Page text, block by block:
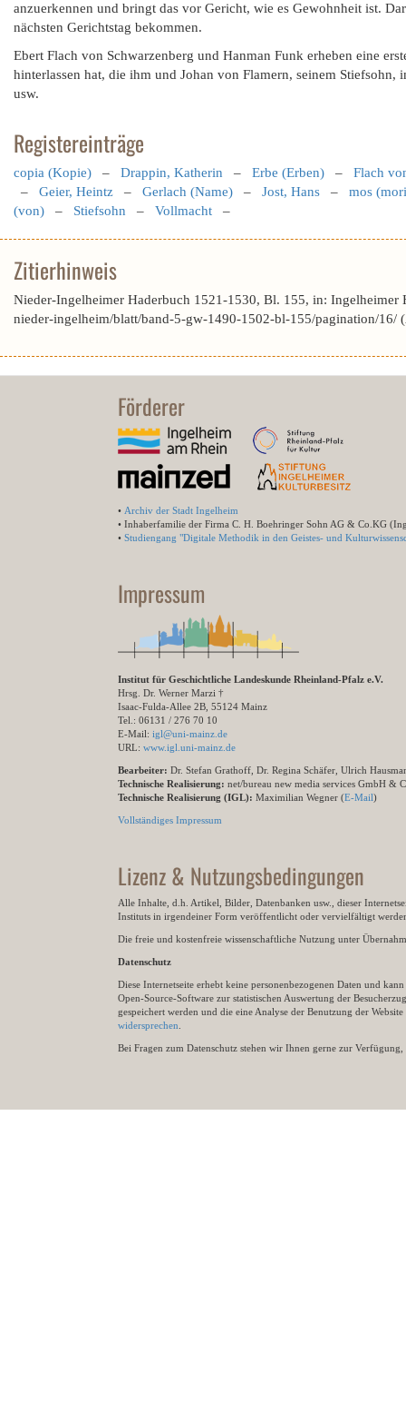
anzuerkennen und bringt das vor Gericht, wie es Gewohnheit ist.
nächsten Gerichtstag bekommen.
Ebert Flach von Schwarzenberg und Hanman Funk erheben eine
hinterlassen hat, die ihm und Johan von Flamern, seinem
usw.
Registereinträge
copia (Kopie) – Drappin, Katherin – Erbe (Erben) – Flach
– Geier, Heintz – Gerlach (Name) – Jost, Hans – mos
(von) – Stiefsohn – Vollmacht –
Zitierhinweis
Nieder-Ingelheimer Haderbuch 1521-1530, Bl. 155, in:
nieder-ingelheim/blatt/band-5-gw-1490-1502-bl-155/pagination/16/
Förderer
• Archiv der Stadt Ingelheim
• Inhaberfamilie der Firma C. H. Boehringer Sohn AG & Co.KG
• Studiengang "Digitale Methodik in den Geistes- und
Impressum
Institut für Geschichtliche Landeskunde Rheinland-Pfalz e.V.
Hrsg. Dr. Werner Marzi †
Isaac-Fulda-Allee 2B, 55124 Mainz
Tel.: 06131 / 276 70 10
E-Mail: igl@uni-mainz.de
URL: www.igl.uni-mainz.de
Bearbeiter: Dr. Stefan Grathoff, Dr. Regina Schäfer, Ulrich
Technische Realisierung: net/bureau new media services GmbH &
Technische Realisierung (IGL): Maximilian Wegner (E-Mail)
Vollständiges Impressum
Lizenz & Nutzungsbedingungen
Alle Inhalte, d.h. Artikel, Bilder, Datenbanken usw., dieser
Instituts in irgendeiner Form veröffentlicht oder vervielfältigt
Die freie und kostenfreie wissenschaftliche Nutzung unter
Datenschutz
Diese Internetseite erhebt keine personenbezogenen Daten und
Open-Source-Software zur statistischen Auswertung der
gespeichert werden und die eine Analyse der Benutzung der
widersprechen
Bei Fragen zum Datenschutz stehen wir Ihnen gerne zur